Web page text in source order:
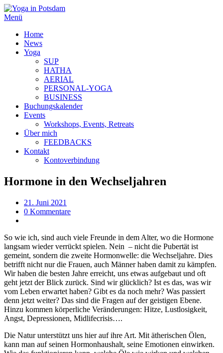
Menü
Home
News
Yoga
SUP
HATHA
AERIAL
PERSONAL-YOGA
BUSINESS
Buchungskalender
Events
Workshops, Events, Retreats
Über mich
FEEDBACKS
Kontakt
Kontoverbindung
Hormone in den Wechseljahren
21. Juni 2021
0 Kommentare
So wie ich, sind auch viele Freunde in dem Alter, wo die Hormone
langsam wieder verrückt spielen. Nein – nicht die Pubertät ist
gemeint, sondern die zweite Hormonwelle: die Wechseljahre. Dies
betrifft nicht nur die Frauen, auch Männer haben damit zu kämpfen.
Wir haben die besten Jahre erreicht, uns etwas aufgebaut und oft
geht jetzt der Blick zurück. Sind wir glücklich? Ist es das, was wir
vom Leben erwartet haben? Gibt es da noch mehr? Was passiert
denn jetzt weiter? Das sind die Fragen auf der geistigen Ebene.
Hinzu kommen körperliche Veränderungen: Hitze, Lustlosigkeit,
Angst, Depressionen, Midlifecrisis….
Die Natur unterstützt uns hier auf ihre Art. Mit ätherischen Ölen,
kann man auf seinen Hormonhaushalt, seine Emotionen einwirken.